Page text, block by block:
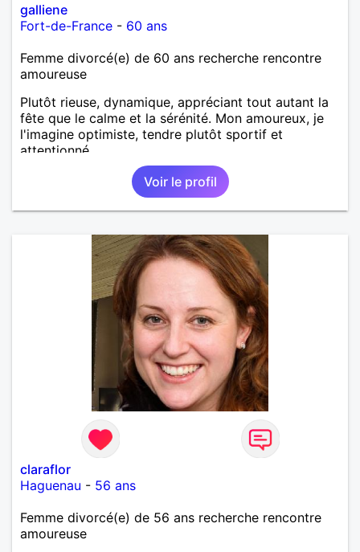
galliene
Fort-de-France - 60 ans
Femme divorcé(e) de 60 ans recherche rencontre
amoureuse
Plutôt rieuse, dynamique, appréciant tout autant la
fête que le calme et la sérénité. Mon amoureux, je
l'imagine optimiste, tendre plutôt sportif et
attentionné.
Voir le profil
claraflor
Haguenau - 56 ans
Femme divorcé(e) de 56 ans recherche rencontre
amoureuse